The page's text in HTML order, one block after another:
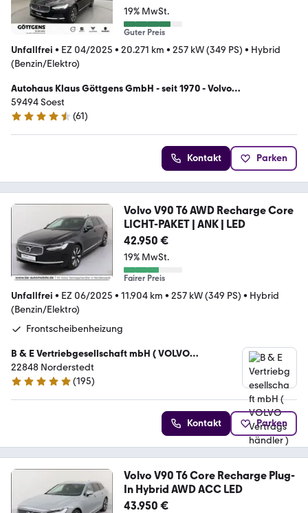
19% MwSt.
Guter Preis
Unfallfrei • EZ 04/2025 • 20.271 km • 257 kW (349 PS) • Hybrid
(Benzin/Elektro)
Autohaus Klaus Göttgens GmbH - seit 1970 - Volvo
Vertragshändler, Volvo Selekt Partner
59494 Soest
4.6 Sterne
(61)
Kontakt Parken
Volvo V90 T6 AWD Recharge Core
LICHT-PAKET | ANK | LED
42.950 €
19% MwSt.
Fairer Preis
Unfallfrei • EZ 06/2025 • 11.904 km • 257 kW (349 PS) • Hybrid
(Benzin/Elektro)
Frontscheibenheizung
B & E Vertriebgesellschaft mbH ( VOLVO
Vertragshändler )
22848 Norderstedt
4.8 Sterne
(195)
Kontakt Parken
Volvo V90 T6 Core Recharge Plug-
In Hybrid AWD ACC LED
43.950 €